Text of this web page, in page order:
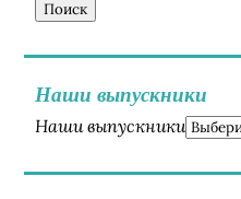
Наши выпускники
Наши выпускники